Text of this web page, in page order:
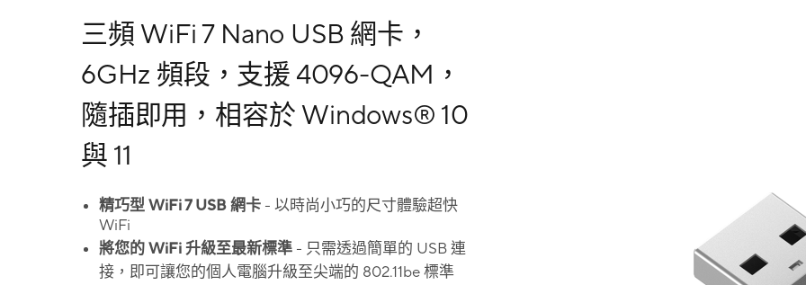
三頻 WiFi 7 Nano USB 網卡，
6GHz 頻段，支援 4096-QAM，
隨插即用，相容於 Windows® 10
與 11
精巧型 WiFi 7 USB 網卡 - 以時尚小巧的尺寸體驗超快
WiFi
將您的 WiFi 升級至最新標準 - 只需透過簡單的 USB 連
接，即可讓您的個人電腦升級至尖端的 802.11be 標準